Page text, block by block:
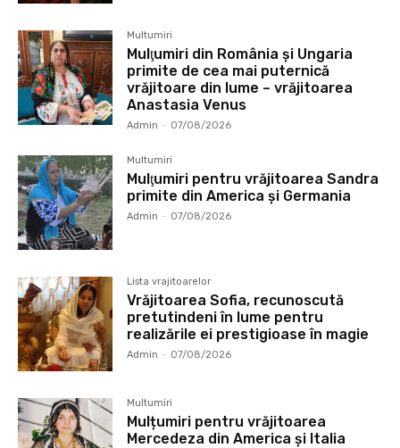
Multumiri
Mulţumiri din România și Ungaria
primite de cea mai puternică
vrăjitoare din lume – vrăjitoarea
Anastasia Venus
Admin - 07/08/2026
Multumiri
Mulţumiri pentru vrăjitoarea Sandra
primite din America și Germania
Admin - 07/08/2026
Lista vrajitoarelor
Vrăjitoarea Sofia, recunoscută
pretutindeni în lume pentru
realizările ei prestigioase în magie
Admin - 07/08/2026
Multumiri
Mulțumiri pentru vrăjitoarea
Mercedeza din America și Italia